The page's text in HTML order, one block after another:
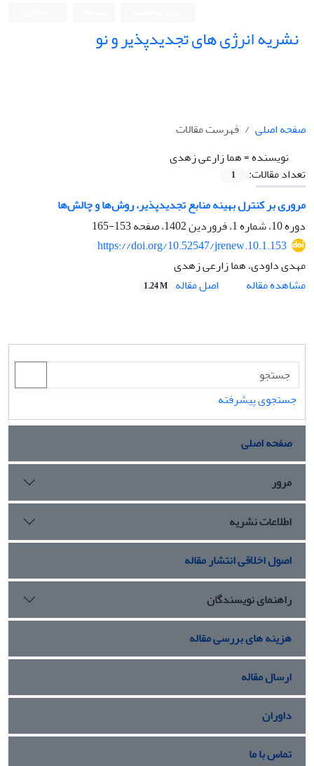
نشریه انرژی های تجدیدپذیر و نو
صفحه اصلی
فهرست مقالات
نویسنده =هما زارعی زهدی
تعداد مقالات:
1
مروری بر کنترل بهینه منابع تجدیدپذیر، روش‌ها و چالش‌ها
دوره 10، شماره 1، فروردین 1402، صفحه
153-165
https://doi.org/10.52547/jrenew.10.1.153
مهدی داودی، هما زارعی زهدی
مشاهده مقاله
اصل مقاله 1.24 M
جستجوی پیشرفته
صفحه اصلی
مرور
اطلاعات نشریه
اصول اخلاقی انتشار مقاله
راهنمای نویسندگان
هزینه های بررسی مقاله
ارسال مقاله
داوران
تماس با ما